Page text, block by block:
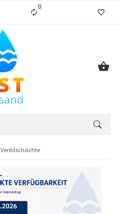
0Liste ist leer
Ventilschächte